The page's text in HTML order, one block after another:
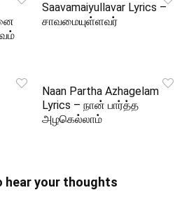
Saavamaiyullavar Lyrics –
சாவமையுள்ளவர்
Naan Partha Azhagelam
Lyrics – நான் பார்த்த
அழகெல்லாம்
hear your thoughts